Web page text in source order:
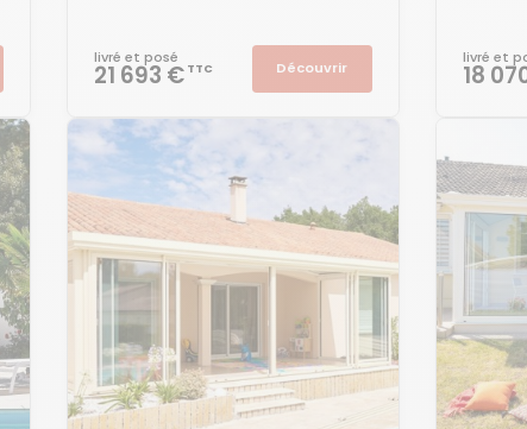
livré et posé
21 693 €TTC Découvrir
livré et
18